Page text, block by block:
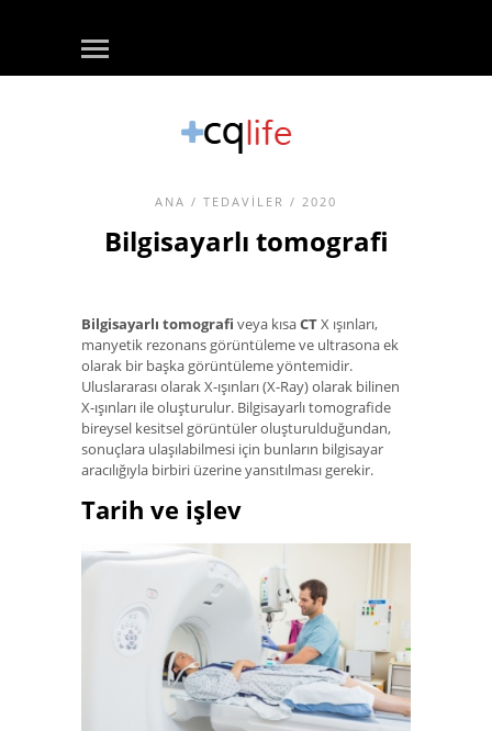
ANA / TEDAVILER / 2020
Bilgisayarlı tomografi
Bilgisayarlı tomografi veya kısaCTX ışınları,
manyetik rezonans görüntüleme ve ultrasona ek
olarak bir başka görüntüleme yöntemidir.
Uluslararası olarak X-ışınları (X-Ray) olarak bilinen
X-ışınları ile oluşturulur. Bilgisayarlı tomografide
bireysel kesitsel görüntüler oluşturulduğundan,
sonuçlara ulaşılabilmesi için bunların bilgisayar
aracılığıyla birbiri üzerine yansıtılması gerekir.
Tarih ve işlev